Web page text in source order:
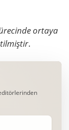
ortaya
.